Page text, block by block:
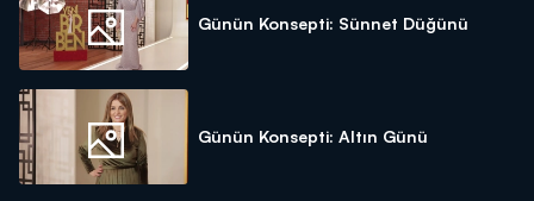
Günün Konsepti: Sünnet Düğünü
Günün Konsepti: Altın Günü